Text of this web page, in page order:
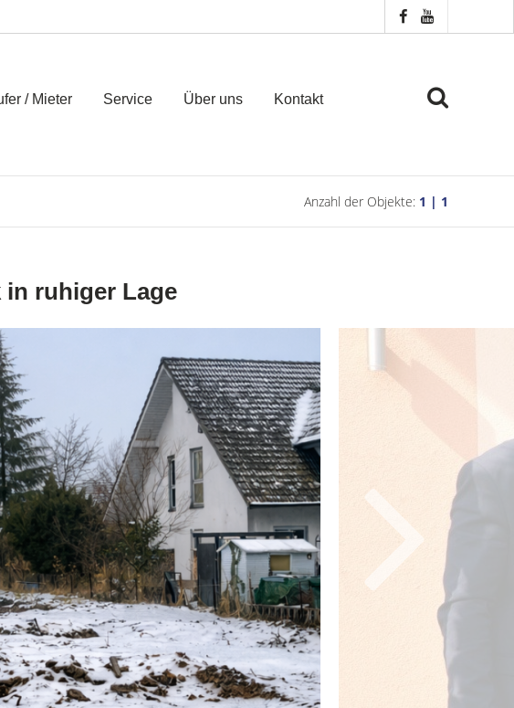
/ Mieter Service Über uns Kontakt
Anzahl der Objekte: 1 | 1
ruhiger Lage